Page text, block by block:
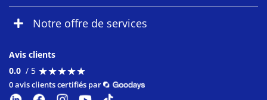
Notre offre de services
Avis clients
0.0 / 5 ★★★★★
★★★★★
0 avis clients certifiés par